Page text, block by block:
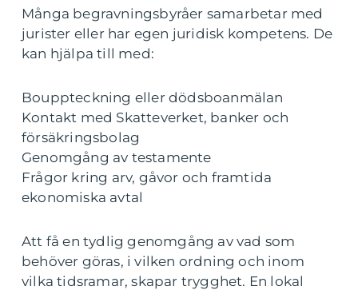
Många begravningsbyråer samarbetar med
jurister eller har egen juridisk kompetens. De
kan hjälpa till med:
Bouppteckning eller dödsboanmälan
Kontakt med Skatteverket, banker och
försäkringsbolag
Genomgång av testamente
Frågor kring arv, gåvor och framtida
ekonomiska avtal
Att få en tydlig genomgång av vad som
behöver göras, i vilken ordning och inom
vilka tidsramar, skapar trygghet. En lokal